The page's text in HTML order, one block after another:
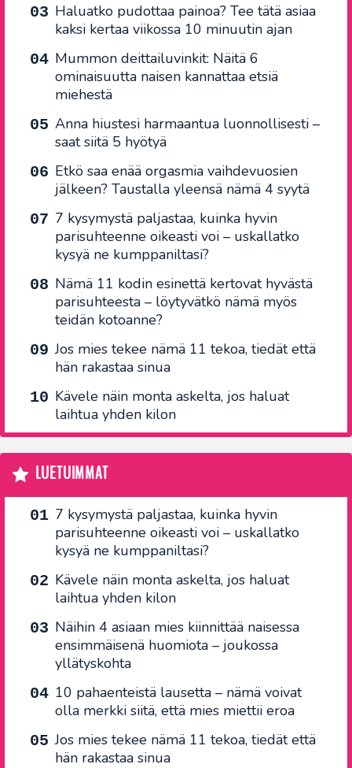
Haluatko pudottaa painoa? Tee tätä asiaa
kaksi kertaa viikossa 10 minuutin ajan
Mummon deittailuvinkit: Näitä 6
ominaisuutta naisen kannattaa etsiä
miehestä
Anna hiustesi harmaantua luonnollisesti –
saat siitä 5 hyötyä
Etkö saa enää orgasmia vaihdevuosien
jälkeen? Taustalla yleensä nämä 4 syytä
7 kysymystä paljastaa, kuinka hyvin
parisuhteenne oikeasti voi – uskallatko
kysyä ne kumppaniltasi?
Nämä 11 kodin esinettä kertovat hyvästä
parisuhteesta – löytyvätkö nämä myös
teidän kotoanne?
Jos mies tekee nämä 11 tekoa, tiedät että
hän rakastaa sinua
Kävele näin monta askelta, jos haluat
laihtua yhden kilon
LUETUIMMAT
7 kysymystä paljastaa, kuinka hyvin
parisuhteenne oikeasti voi – uskallatko
kysyä ne kumppaniltasi?
Kävele näin monta askelta, jos haluat
laihtua yhden kilon
Näihin 4 asiaan mies kiinnittää naisessa
ensimmäisenä huomiota – joukossa
yllätyskohta
10 pahaenteistä lausetta – nämä voivat
olla merkki siitä, että mies miettii eroa
Jos mies tekee nämä 11 tekoa, tiedät että
hän rakastaa sinua